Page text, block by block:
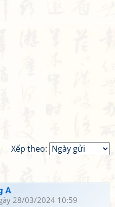
Xếp theo:
A
28/03/2024 10:59